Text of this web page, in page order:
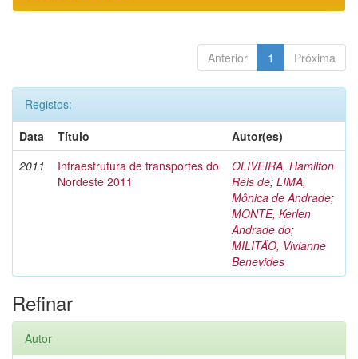
Anterior 1 Próxima
Registos:
Data
Título
Autor(es)
2011
Infraestrutura de transportes do
Nordeste 2011
OLIVEIRA, Hamilton
Reis de; LIMA,
Mônica de Andrade;
MONTE, Kerlen
Andrade do;
MILITÃO, Vivianne
Benevides
Refinar
Autor